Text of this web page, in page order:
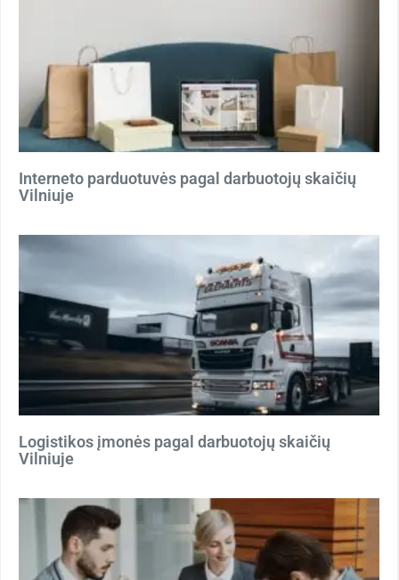
Interneto parduotuvės pagal darbuotojų skaičių
Vilniuje
Logistikos įmonės pagal darbuotojų skaičių
Vilniuje